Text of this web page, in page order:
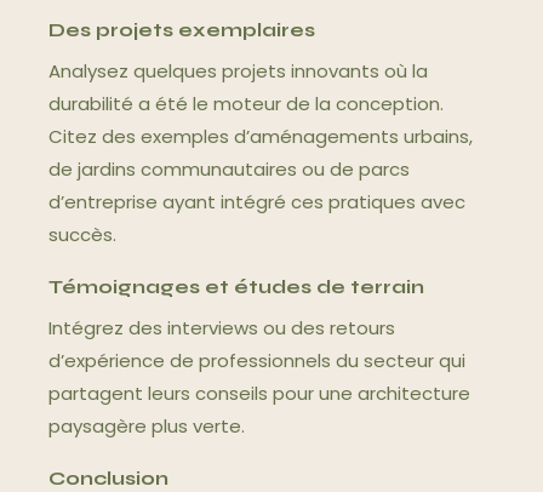
Des projets exemplaires
Analysez quelques projets innovants où la
durabilité a été le moteur de la conception.
Citez des exemples d’aménagements urbains,
de jardins communautaires ou de parcs
d’entreprise ayant intégré ces pratiques avec
succès.
Témoignages et études de terrain
Intégrez des interviews ou des retours
d’expérience de professionnels du secteur qui
partagent leurs conseils pour une architecture
paysagère plus verte.
Conclusion